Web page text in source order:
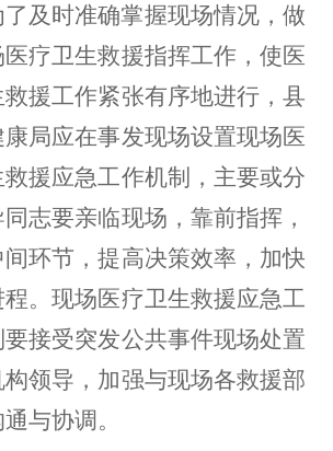
了及时准确掌握现场情况，做
疗卫生救援指挥工作，使医
援工作紧张有序地进行，县
康局应在事发现场设置现场医
援应急工作机制，主要或分
志要亲临现场，靠前指挥，
环节，提高决策效率，加快
。现场医疗卫生救援应急工
接受突发公共事件现场处置
领导，加强与现场各救援部
与协调。